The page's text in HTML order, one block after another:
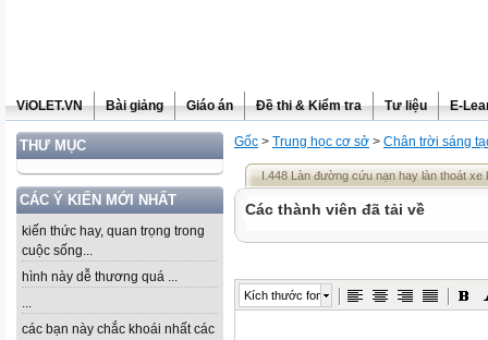
ViOLET.VN Bài giảng Giáo án Đề thi & Kiểm tra Tư liệu E-
THƯ MỤC
CÁC Ý KIẾN MỚI NHẤT
kiến thức hay, quan trọng trong
cuộc sống...
hình này dễ thương quá ...
...
các bạn này chắc khoái nhất các
Gốc > Trung học cơ sở > Chân trời sáng
I.448 Làn đường cứu nạn hay làn thoát xe
Các thành viên đã tải về
Kích thước font